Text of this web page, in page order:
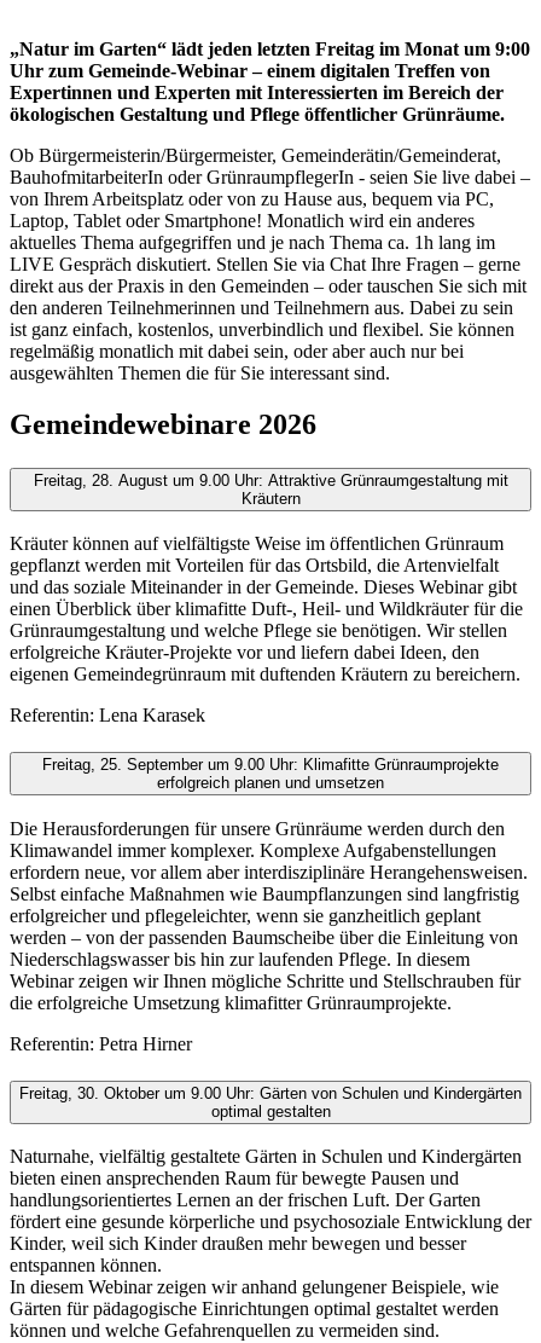
„Natur im Garten“ lädt jeden letzten Freitag im Monat um 9:00
Uhr zum Gemeinde-Webinar – einem digitalen Treffen von
Expertinnen und Experten mit Interessierten im Bereich der
ökologischen Gestaltung und Pflege öffentlicher Grünräume.
Ob Bürgermeisterin/Bürgermeister, Gemeinderätin/Gemeinderat,
BauhofmitarbeiterIn oder GrünraumpflegerIn - seien Sie live dabei –
von Ihrem Arbeitsplatz oder von zu Hause aus, bequem via PC,
Laptop, Tablet oder Smartphone! Monatlich wird ein anderes
aktuelles Thema aufgegriffen und je nach Thema ca. 1h lang im
LIVE Gespräch diskutiert. Stellen Sie via Chat Ihre Fragen – gerne
direkt aus der Praxis in den Gemeinden – oder tauschen Sie sich mit
den anderen Teilnehmerinnen und Teilnehmern aus. Dabei zu sein
ist ganz einfach, kostenlos, unverbindlich und flexibel. Sie können
regelmäßig monatlich mit dabei sein, oder aber auch nur bei
ausgewählten Themen die für Sie interessant sind.
Gemeindewebinare 2026
Freitag, 28. August um 9.00 Uhr: Attraktive Grünraumgestaltung mit
Kräutern
Kräuter können auf vielfältigste Weise im öffentlichen Grünraum
gepflanzt werden mit Vorteilen für das Ortsbild, die Artenvielfalt
und das soziale Miteinander in der Gemeinde. Dieses Webinar gibt
einen Überblick über klimafitte Duft-, Heil- und Wildkräuter für die
Grünraumgestaltung und welche Pflege sie benötigen. Wir stellen
erfolgreiche Kräuter-Projekte vor und liefern dabei Ideen, den
eigenen Gemeindegrünraum mit duftenden Kräutern zu bereichern.
Referentin: Lena Karasek
Freitag, 25. September um 9.00 Uhr: Klimafitte Grünraumprojekte
erfolgreich planen und umsetzen
Die Herausforderungen für unsere Grünräume werden durch den
Klimawandel immer komplexer. Komplexe Aufgabenstellungen
erfordern neue, vor allem aber interdisziplinäre Herangehensweisen.
Selbst einfache Maßnahmen wie Baumpflanzungen sind langfristig
erfolgreicher und pflegeleichter, wenn sie ganzheitlich geplant
werden – von der passenden Baumscheibe über die Einleitung von
Niederschlagswasser bis hin zur laufenden Pflege. In diesem
Webinar zeigen wir Ihnen mögliche Schritte und Stellschrauben für
die erfolgreiche Umsetzung klimafitter Grünraumprojekte.
Referentin: Petra Hirner
Freitag, 30. Oktober um 9.00 Uhr: Gärten von Schulen und Kindergärten
optimal gestalten
Naturnahe, vielfältig gestaltete Gärten in Schulen und Kindergärten
bieten einen ansprechenden Raum für bewegte Pausen und
handlungsorientiertes Lernen an der frischen Luft. Der Garten
fördert eine gesunde körperliche und psychosoziale Entwicklung der
Kinder, weil sich Kinder draußen mehr bewegen und besser
entspannen können.
In diesem Webinar zeigen wir anhand gelungener Beispiele, wie
Gärten für pädagogische Einrichtungen optimal gestaltet werden
können und welche Gefahrenquellen zu vermeiden sind.